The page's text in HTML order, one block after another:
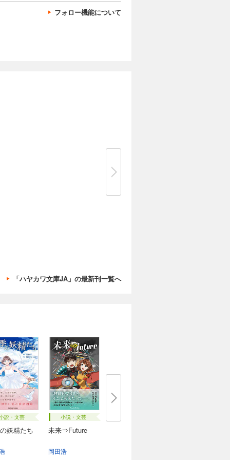
フォロー機能について
「ハヤカワ文庫JA」の最新刊一覧へ
説・文芸
妖精たち
小説・文芸
未来⇒Future
岡田浩